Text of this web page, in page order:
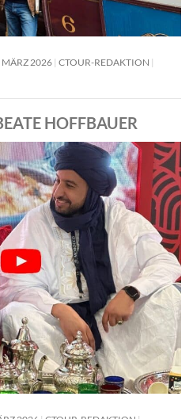
MÄRZ 2026 CTOUR-REDAKTION
HOFFBAUER